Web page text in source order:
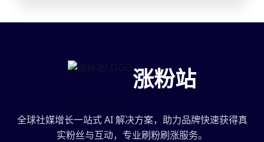
涨粉站
全球社媒增长一站式 AI 解决方案，助力品牌快速获得真
实粉丝与互动，专业刷粉刷涨服务。